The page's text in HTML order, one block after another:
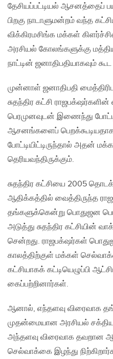
தேசியப்பட்டியல் ஆசனத்தைப்
பிறகு நாடாளுமன்றம் வந்த
விக்கிரமசிங்க மக்கள்
அரசியல் கோலங்களுக்கு
நாட்டின் ஜனாதிபதியாகவும்
முன்னாள் ஜனாதிபதி
சுதந்திர கட்சி
பெரமுனவுடன் இணைந்து
ஆசனங்களைப் பெறக்கூடியதாக
போட்டியிட்டிருந்தால் அதன்
தெரியவந்திருக்கும்.
சுதந்திர கட்சியை 2005
ஆதிக்கத்தில் வைத்திருந்த
தங்களுக்கென்று பொதுஜன
அடுத்து சுதந்திர கட்சியின்
சென்றது. ராஜபக்‌ஷர்கள்
காலத்திற்குள் மக்கள்
கட்சியாகக் கட்டியெழுப்பி
கைப்பற்றினார்கள்.
ஆனால், எந்தளவு விரைவாக
முதன்மையான அரசியல்
அந்தளவு விரைவாக தவறான
செல்வாக்கை இழந்து